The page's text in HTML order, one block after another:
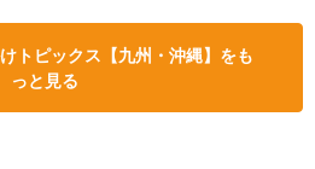
トピックス【九州・沖縄】をも
っと見る